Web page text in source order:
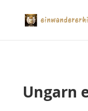
Ungarn